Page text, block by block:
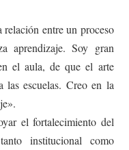
entre un proceso
aprendizaje. Soy gran
el aula, de que el arte
las escuelas. Creo en la
el fortalecimiento del
institucional como